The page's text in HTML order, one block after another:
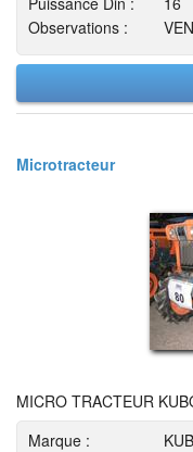
Observations :
Microtracteur
MICRO TRACTEUR
Marque :